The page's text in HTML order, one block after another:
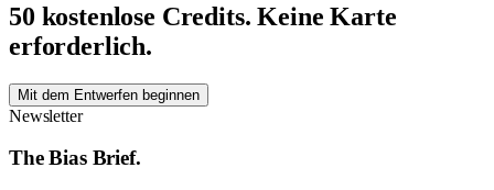
50 kostenlose Credits. Keine Karte
erforderlich.
Mit dem Entwerfen beginnen
Newsletter
The Bias Brief.